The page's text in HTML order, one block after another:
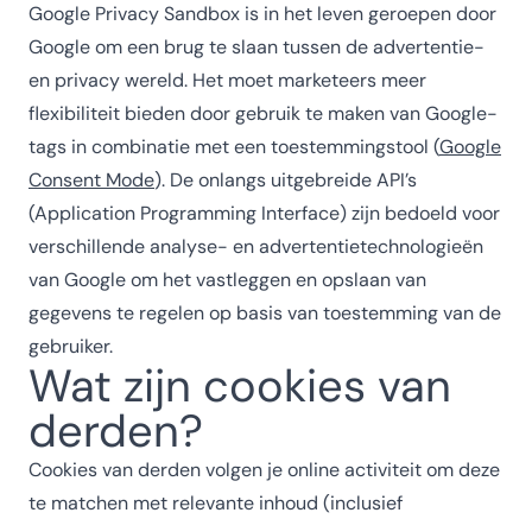
Google Privacy Sandbox is in het leven geroepen door
Google om een brug te slaan tussen de advertentie-
en privacy wereld. Het moet marketeers meer
flexibiliteit bieden door gebruik te maken van Google-
tags in combinatie met een toestemmingstool (Google
Consent Mode). De onlangs uitgebreide API’s
(Application Programming Interface) zijn bedoeld voor
verschillende analyse- en advertentietechnologieën
van Google om het vastleggen en opslaan van
gegevens te regelen op basis van toestemming van de
gebruiker.
Wat zijn cookies van
derden?
Cookies van derden volgen je online activiteit om deze
te matchen met relevante inhoud (inclusief